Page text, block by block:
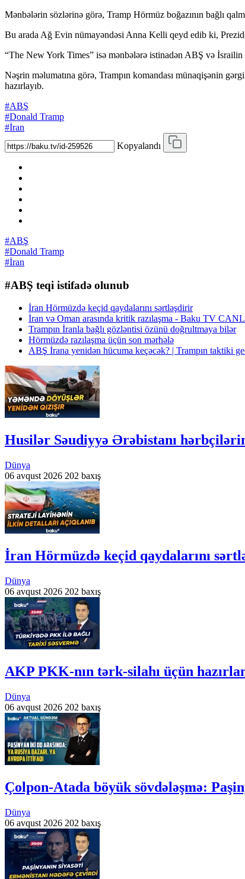
Mənbələrin sözlərinə görə, Tramp Hörmüz boğazının bağlı
Bu arada Ağ Evin nümayəndəsi Anna Kelli qeyd edib ki,
“The New York Times” isə mənbələrə istinadən ABŞ və İsrailin
Nəşrin məlumatına görə, Trampın komandası münaqişənin
hazırlayıb.
#ABŞ
#Donald Tramp
#İran
Kopyalandı
#ABŞ
#Donald Tramp
#İran
#ABŞ teqi istifadə olunub
İran Hörmüzdə keçid qaydalarını sərtləşdirir
İran və Oman arasında kritik razılaşma - Baku TV
Trampın İranla bağlı gözləntisi özünü doğrultmaya bilər
Hörmüzdə razılaşma üçün son mərhələ
ABŞ İrana yenidən hücuma keçəcək? | Trampın taktiki
Husilər Səudiyyə Ərəbistanı
Dünya
06 avqust 2026 202 baxış
İran Hörmüzdə keçid qaydalarını
Dünya
06 avqust 2026 202 baxış
AKP PKK-nın tərk-silahı üçün
Dünya
06 avqust 2026 202 baxış
Çolpon-Atada böyük sövdələşmə:
Dünya
06 avqust 2026 202 baxış